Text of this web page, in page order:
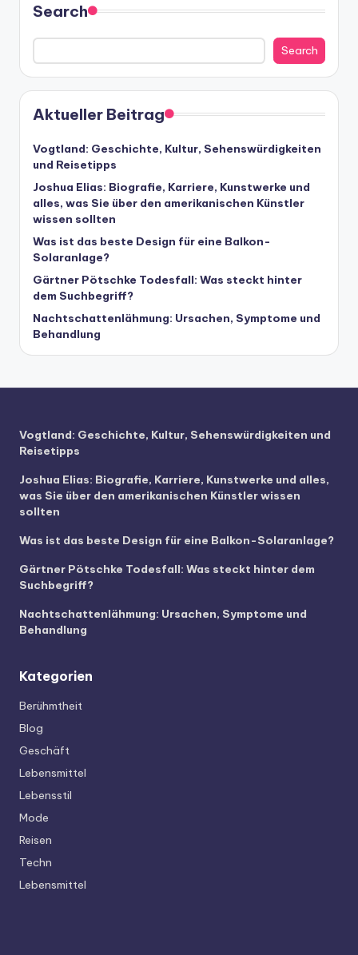
Search
Search
Aktueller Beitrag
Vogtland: Geschichte, Kultur, Sehenswürdigkeiten
und Reisetipps
Joshua Elias: Biografie, Karriere, Kunstwerke und
alles, was Sie über den amerikanischen Künstler
wissen sollten
Was ist das beste Design für eine Balkon-
Solaranlage?
Gärtner Pötschke Todesfall: Was steckt hinter
dem Suchbegriff?
Nachtschattenlähmung: Ursachen, Symptome und
Behandlung
Vogtland: Geschichte, Kultur, Sehenswürdigkeiten und
Reisetipps
Joshua Elias: Biografie, Karriere, Kunstwerke und alles,
was Sie über den amerikanischen Künstler wissen
sollten
Was ist das beste Design für eine Balkon-Solaranlage?
Gärtner Pötschke Todesfall: Was steckt hinter dem
Suchbegriff?
Nachtschattenlähmung: Ursachen, Symptome und
Behandlung
Kategorien
Berühmtheit
Blog
Geschäft
Lebensmittel
Lebensstil
Mode
Reisen
Techn
Lebensmittel